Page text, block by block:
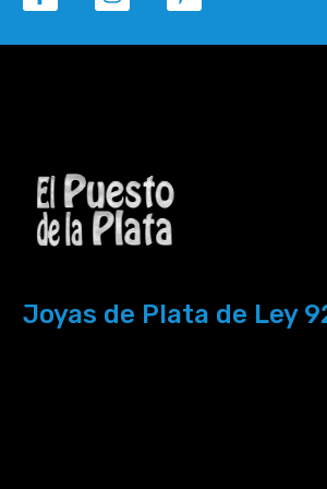
Joyas de Plata de Ley